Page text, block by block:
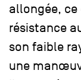
allongée,
résistance
son faible
une